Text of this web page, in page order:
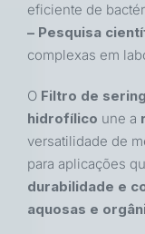
eficiente de
– Pesquisa
complexas em
O Filtro de
hidrofílico une a
versatilidade de
para aplicações
durabilidade e
aquosas e